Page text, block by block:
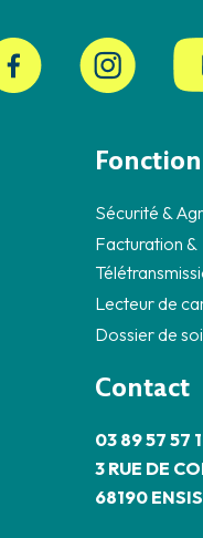
Sécurité &
Facturation &
Lecteur de
Dossier de
Contact
03 89 57 57
3 RUE DE
68190